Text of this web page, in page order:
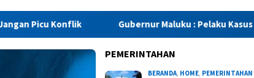
Gubernur Maluku : Pelaku Kasus Dua Negeri Harus
PEMERINTAHAN
BERANDA, HOME, PEMERINTAHAN